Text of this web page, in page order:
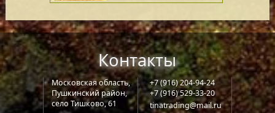
Контакты
Московская область,
Пушкинский район,
село Тишково, 61
+7 (916) 204-94-24
+7 (916) 529-33-20
tinatrading@mail.ru